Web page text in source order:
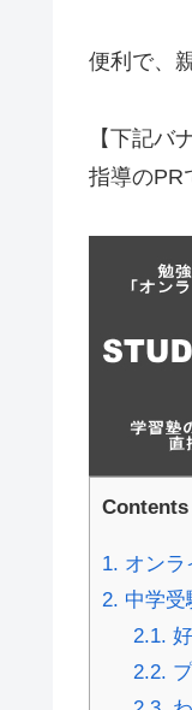
便利で、
【下記バ
指導のPR
Contents
1. オンラ
2. 中学受
2.1.
2.2.